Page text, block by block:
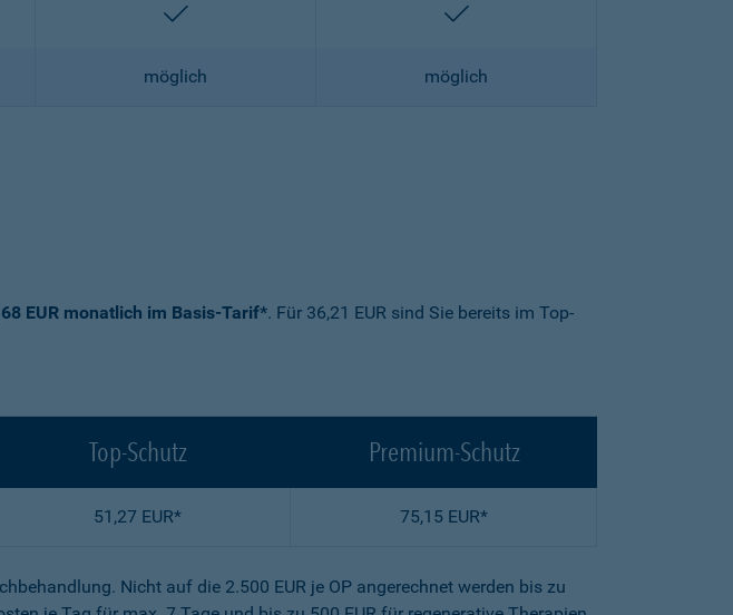
enthalten enthalten
möglich möglich
EUR monatlich im Basis-Tarif*. Für 36,21 EUR sind Sie bereits im Top-
Top-Schutz Premium-Schutz
51,27 EUR* 75,15 EUR*
Nicht auf die 2.500 EUR je OP angerechnet werden bis zu